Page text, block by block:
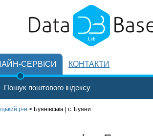
СЕРВІСИ
Пошук поштового індексу
КОНТАКТИ
р-н > Буянівська | с. Буяни